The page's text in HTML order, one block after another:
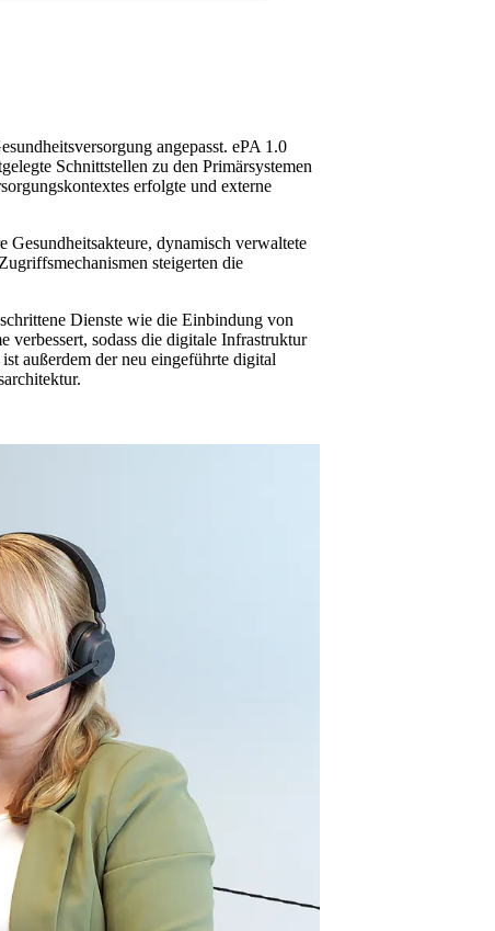
angepasst. ePA 1.0
Schnittstellen zu den Primärsystemen
erfolgte und externe
dynamisch verwaltete
steigerten die
Dienste wie die Einbindung von
verbessert, sodass die digitale Infrastruktur
außerdem der neu eingeführte digital